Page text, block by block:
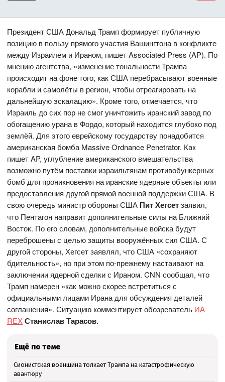
Президент США Дональд Трамп формирует публичную
позицию в пользу прямого участия Вашингтона в конфликте
между Израилем и Ираном, пишет Associated Press (AP). По
мнению агентства, «изменение тональности Трампа
происходит на фоне того, как США перебрасывают военные
корабли и самолёты в регион, чтобы отреагировать на
дальнейшую эскалацию». Кроме того, отмечается, что
Израиль до сих пор не смог уничтожить иранский завод по
обогащению урана в Фордо, который находится глубоко под
землёй. Для этого еврейскому государству понадобится
американская бомба Massive Ordnance Penetrator. Как
пишет AP, углубление американского вмешательства
возможно путём поставки израильтянам противобункерных
бомб для проникновения на иранские ядерные объекты или
предоставления другой прямой военной поддержки США. В
свою очередь министр обороны США Пит Хегсетзаявил,
что Пентагон направит дополнительные силы на Ближний
Восток. По его словам, дополнительные войска будут
переброшены с целью защиты вооружённых сил США. С
другой стороны, Хегсет заявлял, что США «сохраняют
бдительность», но при этом по-прежнему настаивают на
заключении ядерной сделки с Ираном. CNN сообщал, что
Трамп намерен «как можно скорее встретиться с
официальными лицами Ирана для обсуждения деталей
соглашения». Ситуацию комментирует обозреватель ИА
REXСтанислав Тарасов.
Ещё по теме
Сионистская военщина толкает Трампа на катастрофическую
авантюру